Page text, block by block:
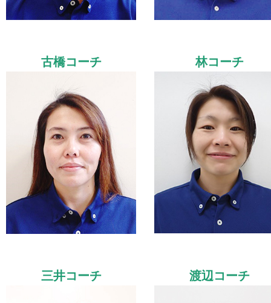
古橋コーチ 林コーチ
三井コーチ 渡辺コーチ